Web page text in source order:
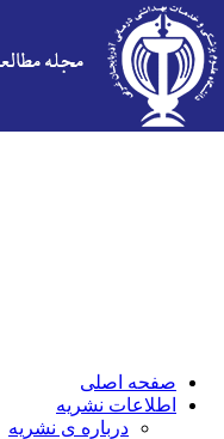
صفحه اصلی
اطلاعات نشریه
درباره ی نشریه